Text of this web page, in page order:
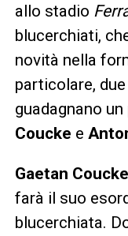
allo stadio
blucerchiati,
novità nella
particolare,
guadagnano
Coucke e
Gaetan Coucke
farà il suo
blucerchiata.